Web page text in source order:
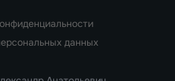
данных